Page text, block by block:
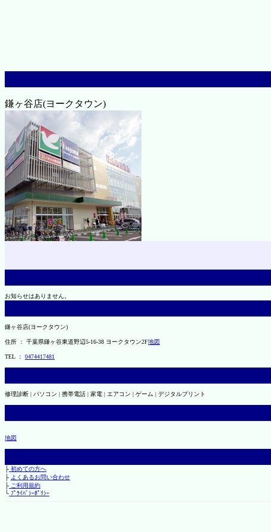
鎌ヶ谷店(ヨークタウン)
お知らせはありません。
鎌ヶ谷店(ヨークタウン)
住所 ： 千葉県鎌ヶ谷東道野辺5-16-38 ヨークタウン2F地図
TEL ： 0474417481
修理診断 | パソコン | 携帯電話 | 家電 | エアコン | ゲーム | デジタルプリント
地図
├初めての方へ
├ よくあるお問い合わせ
├ご利用規約
└ﾌﾟﾗｲﾊﾞｼｰﾎﾟﾘｼｰ